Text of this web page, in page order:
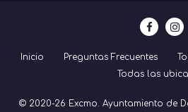
Inicio Preguntas Frecuentes
Todas las
© 2020-26 Excmo. Ayuntamiento de